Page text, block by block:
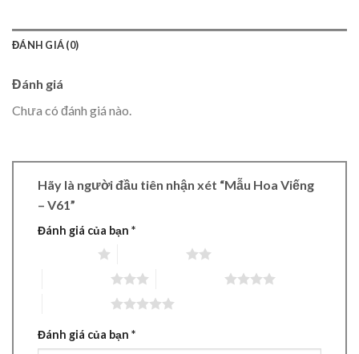
ĐÁNH GIÁ (0)
Đánh giá
Chưa có đánh giá nào.
Hãy là người đầu tiên nhận xét “Mẫu Hoa Viếng
– V61”
Đánh giá của bạn *
Đánh giá của bạn *